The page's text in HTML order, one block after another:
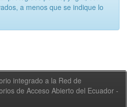
a menos que se indique lo
integrado a la Red de
de Acceso Abierto del Ecuador -